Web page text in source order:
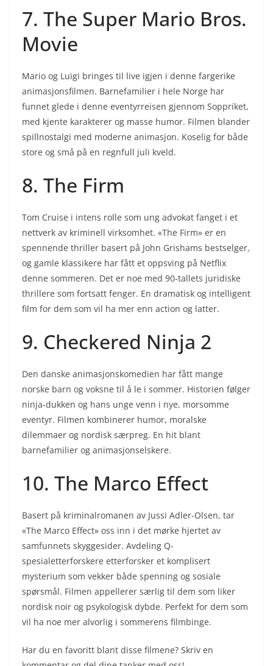
7. The Super Mario Bros.
Movie
Mario og Luigi bringes til live igjen i denne fargerike
animasjonsfilmen. Barnefamilier i hele Norge har
funnet glede i denne eventyrreisen gjennom Soppriket,
med kjente karakterer og masse humor. Filmen blander
spillnostalgi med moderne animasjon. Koselig for både
store og små på en regnfull juli kveld.
8. The Firm
Tom Cruise i intens rolle som ung advokat fanget i et
nettverk av kriminell virksomhet. «The Firm» er en
spennende thriller basert på John Grishams bestselger,
og gamle klassikere har fått et oppsving på Netflix
denne sommeren. Det er noe med 90-tallets juridiske
thrillere som fortsatt fenger. En dramatisk og intelligent
film for dem som vil ha mer enn action og latter.
9. Checkered Ninja 2
Den danske animasjonskomedien har fått mange
norske barn og voksne til å le i sommer. Historien følger
ninja-dukken og hans unge venn i nye, morsomme
eventyr. Filmen kombinerer humor, moralske
dilemmaer og nordisk særpreg. En hit blant
barnefamilier og animasjonselskere.
10. The Marco Effect
Basert på kriminalromanen av Jussi Adler-Olsen, tar
«The Marco Effect» oss inn i det mørke hjertet av
samfunnets skyggesider. Avdeling Q-
spesialetterforskere etterforsker et komplisert
mysterium som vekker både spenning og sosiale
spørsmål. Filmen appellerer særlig til dem som liker
nordisk noir og psykologisk dybde. Perfekt for dem som
vil ha noe mer alvorlig i sommerens filmbinge.
Har du en favoritt blant disse filmene? Skriv en